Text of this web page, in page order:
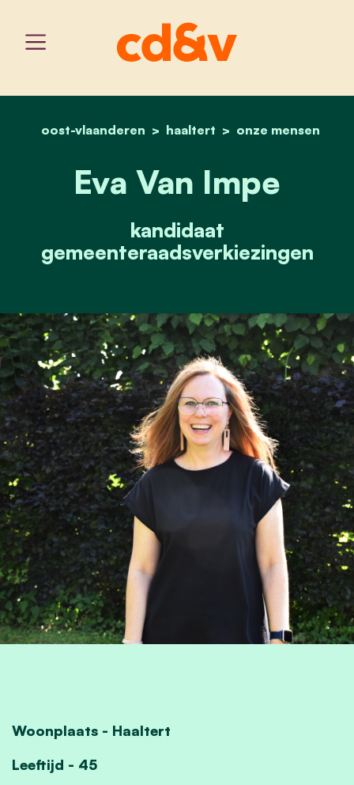
home
oost-vlaanderen haaltert onze mensen
eva van impe
Eva Van Impe
kandidaat
gemeenteraadsverkiezingen
Woonplaats - Haaltert
Leeftijd - 45